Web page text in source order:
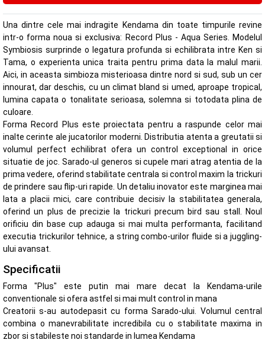
Una dintre cele mai indragite Kendama din toate timpurile revine
intr-o forma noua si exclusiva: Record Plus - Aqua Series. Modelul
Symbiosis surprinde o legatura profunda si echilibrata intre Ken si
Tama, o experienta unica traita pentru prima data la malul marii.
Aici, in aceasta simbioza misterioasa dintre nord si sud, sub un cer
innourat, dar deschis, cu un climat bland si umed, aproape tropical,
lumina capata o tonalitate serioasa, solemna si totodata plina de
culoare.
Forma Record Plus este proiectata pentru a raspunde celor mai
inalte cerinte ale jucatorilor moderni. Distributia atenta a greutatii si
volumul perfect echilibrat ofera un control exceptional in orice
situatie de joc. Sarado-ul generos si cupele mari atrag atentia de la
prima vedere, oferind stabilitate centrala si control maxim la trickuri
de prindere sau flip-uri rapide. Un detaliu inovator este marginea mai
lata a placii mici, care contribuie decisiv la stabilitatea generala,
oferind un plus de precizie la trickuri precum bird sau stall. Noul
orificiu din base cup adauga si mai multa performanta, facilitand
executia trickurilor tehnice, a string combo-urilor fluide si a juggling-
ului avansat.
Specificatii
Forma "Plus" este putin mai mare decat la Kendama-urile
conventionale si ofera astfel si mai mult control in mana
Creatorii s-au autodepasit cu forma Sarado-ului. Volumul central
combina o manevrabilitate incredibila cu o stabilitate maxima in
zbor si stabileste noi standarde in lumea Kendama